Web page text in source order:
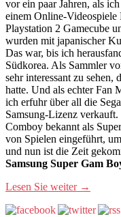
vor ein paar Jahren, als
einem Online-Videospiele
Playstation 2 Gamecube
wurden mit japanischer
Das war, bis ich
Südkorea. Als Sammler
sehr interessant zu sehen,
hatte. Und als echter Fan
ich erfuhr über all die
Samsung-Lizenz
Comboy bekannt als
von Spielen eingeführt,
und nun ist die Zeit
Samsung Super Gam
Lesen Sie weiter →